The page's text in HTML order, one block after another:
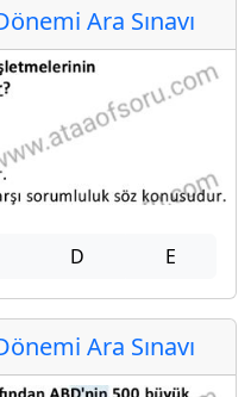
Ara Sınavı
D E
Ara Sınavı